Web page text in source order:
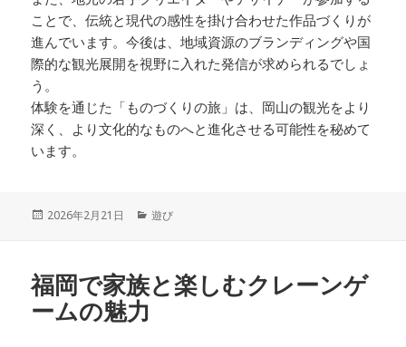
ことで、伝統と現代の感性を掛け合わせた作品づくりが
進んでいます。今後は、地域資源のブランディングや国
際的な観光展開を視野に入れた発信が求められるでしょ
う。
体験を通じた「ものづくりの旅」は、岡山の観光をより
深く、より文化的なものへと進化させる可能性を秘めて
います。
投
2026年2月21日
カ
ー
遊び
福岡で家族と楽しむクレーンゲ
ームの魅力